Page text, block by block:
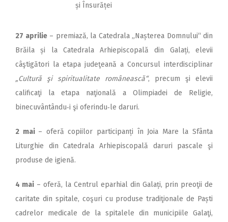
și Însurăței
27 aprilie– premiază, la Catedrala „Nașterea Domnului“ din
Brăila și la Catedrala Arhiepiscopală din Galați, elevii
câştigători la etapa judeţeană a Concursul interdisciplinar
„Cultură şi spiritualitate românească“, precum şi elevii
calificaţi la etapa naţională a Olimpiadei de Religie,
binecuvântându‑i şi oferindu‑le daruri.
2 mai – oferă copiilor par­ticipanți în Joia Mare la Sfânta
Liturghie din Catedrala Arhiepis­copală daruri pascale şi
produse de igienă.
4 mai – oferă, la Centrul eparhial din Galați, prin preoţii de
caritate din spitale, coşuri cu produse tradiţionale de Paști
cadrelor medicale de la spitalele din municipiile Galaţi,